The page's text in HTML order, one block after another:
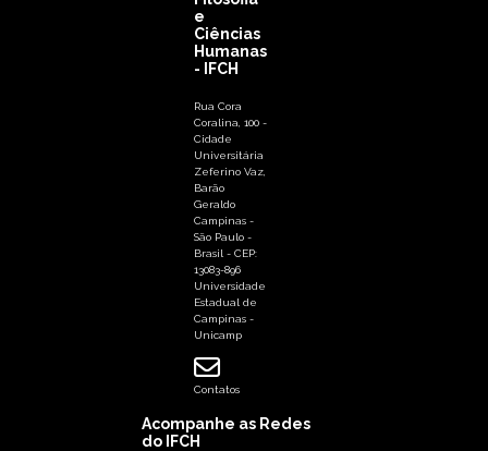
e
Ciências
Humanas
- IFCH
Rua Cora
Coralina, 100 -
Cidade
Universitária
Zeferino Vaz,
Barão
Geraldo
Campinas -
São Paulo -
Brasil - CEP:
13083-896
Universidade
Estadual de
Campinas -
Unicamp
Contatos
Acompanhe as Redes
do IFCH